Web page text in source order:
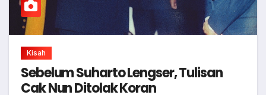
Kisah
Sebelum Suharto Lengser, Tulisan
Cak Nun Ditolak Koran